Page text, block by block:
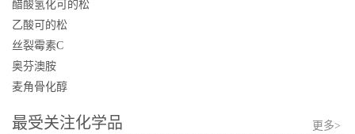
醋酸氢化可的松
乙酸可的松
丝裂霉素C
奥芬澳胺
麦角骨化醇
最受关注化学品 更多>